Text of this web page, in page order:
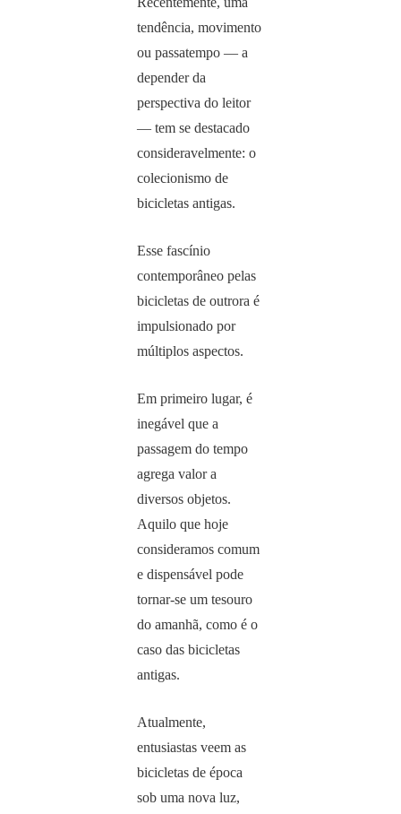
tendência, movimento
ou passatempo — a
depender da
perspectiva do leitor
— tem se destacado
consideravelmente: o
colecionismo de
bicicletas antigas.
Esse fascínio
contemporâneo pelas
bicicletas de outrora é
impulsionado por
múltiplos aspectos.
Em primeiro lugar, é
inegável que a
passagem do tempo
agrega valor a
diversos objetos.
Aquilo que hoje
consideramos comum
e dispensável pode
tornar-se um tesouro
do amanhã, como é o
caso das bicicletas
antigas.
Atualmente,
entusiastas veem as
bicicletas de época
sob uma nova luz,